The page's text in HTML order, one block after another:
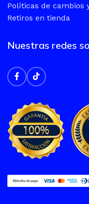
Políticas de cambios
Retiros en tienda
Nuestras redes